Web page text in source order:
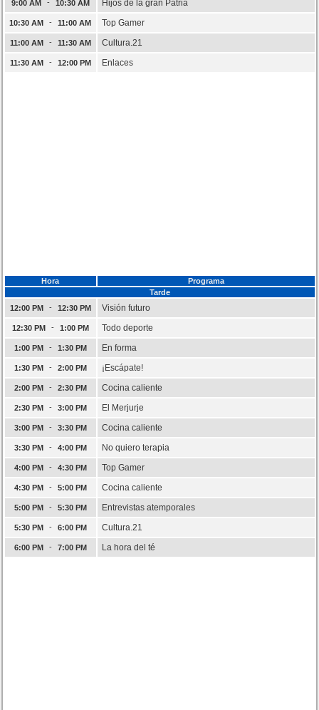
9:00 AM - 10:30 AM Hijos de la gran Patria
10:30 AM - 11:00 AM Top Gamer
11:00 AM - 11:30 AM Cultura.21
11:30 AM - 12:00 PM Enlaces
Hora
Programa
Tarde
12:00 PM
- 12:30 PM Visión futuro
12:30 PM - 1:00 PM Todo deporte
1:00 PM - 1:30 PM En forma
1:30 PM - 2:00 PM ¡Escápate!
2:00 PM - 2:30 PM Cocina caliente
2:30 PM - 3:00 PM El Merjurje
3:00 PM - 3:30 PM Cocina caliente
3:30 PM - 4:00 PM No quiero terapia
4:00 PM - 4:30 PM Top Gamer
4:30 PM - 5:00 PM Cocina caliente
5:00 PM - 5:30 PM Entrevistas atemporales
5:30 PM - 6:00 PM Cultura.21
6:00 PM - 7:00 PM La hora del té